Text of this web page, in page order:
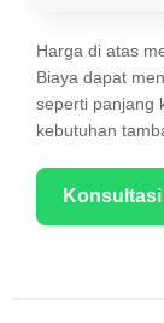
Harga di atas
Biaya dapat
seperti panjang
kebutuhan